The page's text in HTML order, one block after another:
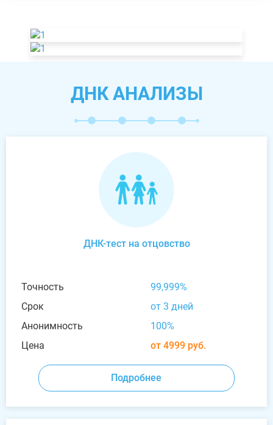
ДНК АНАЛИЗЫ
ДНК-тест на отцовство
Точность
99,999%
Срок
от 3 дней
Анонимность
100%
Цена
от 4999 руб.
Подробнее